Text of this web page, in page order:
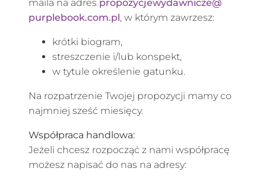
maila na adres propozycjewydawnicze@
purplebook.com.pl, w którym zawrzesz:
krótki biogram,
streszczenie i/lub konspekt,
w tytule określenie gatunku.
Na rozpatrzenie Twojej propozycji mamy co
najmniej sześć miesięcy.
Współpraca handlowa:
Jeżeli chcesz rozpocząć z nami współpracę
możesz napisać do nas na adresy: